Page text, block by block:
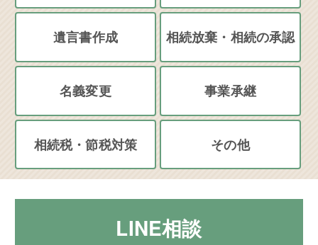
遺言書作成 相続放棄・相続の承認
名義変更 事業承継
相続税・節税対策 その他
LINE相談